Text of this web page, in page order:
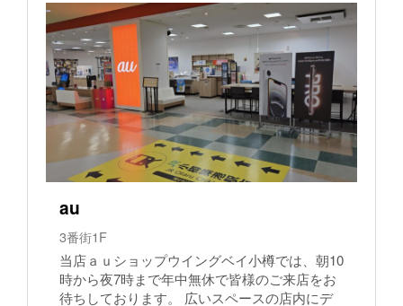
au
3番街1F
当店ａｕショップウイングベイ小樽では、朝10
時から夜7時まで年中無休で皆様のご来店をお
待ちしております。 広いスペースの店内にデ